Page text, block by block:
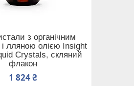
з органічним
лляною олією Insight
Crystals, скляний
флакон
1 824 ₴